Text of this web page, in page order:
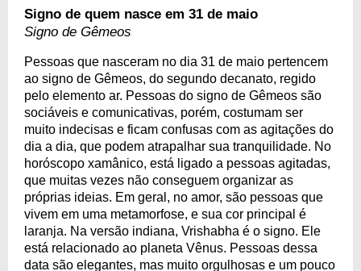
Signo de quem nasce em 31 de maio
Signo de Gêmeos
Pessoas que nasceram no dia 31 de maio pertencem
ao signo de Gêmeos, do segundo decanato, regido
pelo elemento ar. Pessoas do signo de Gêmeos são
sociáveis e comunicativas, porém, costumam ser
muito indecisas e ficam confusas com as agitações do
dia a dia, que podem atrapalhar sua tranquilidade. No
horóscopo xamânico, está ligado a pessoas agitadas,
que muitas vezes não conseguem organizar as
próprias ideias. Em geral, no amor, são pessoas que
vivem em uma metamorfose, e sua cor principal é
laranja. Na versão indiana, Vrishabha é o signo. Ele
está relacionado ao planeta Vênus. Pessoas dessa
data são elegantes, mas muito orgulhosas e um pouco